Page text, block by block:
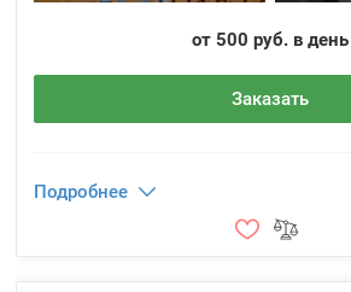
от 500 руб. в день
Заказать
Подробнее